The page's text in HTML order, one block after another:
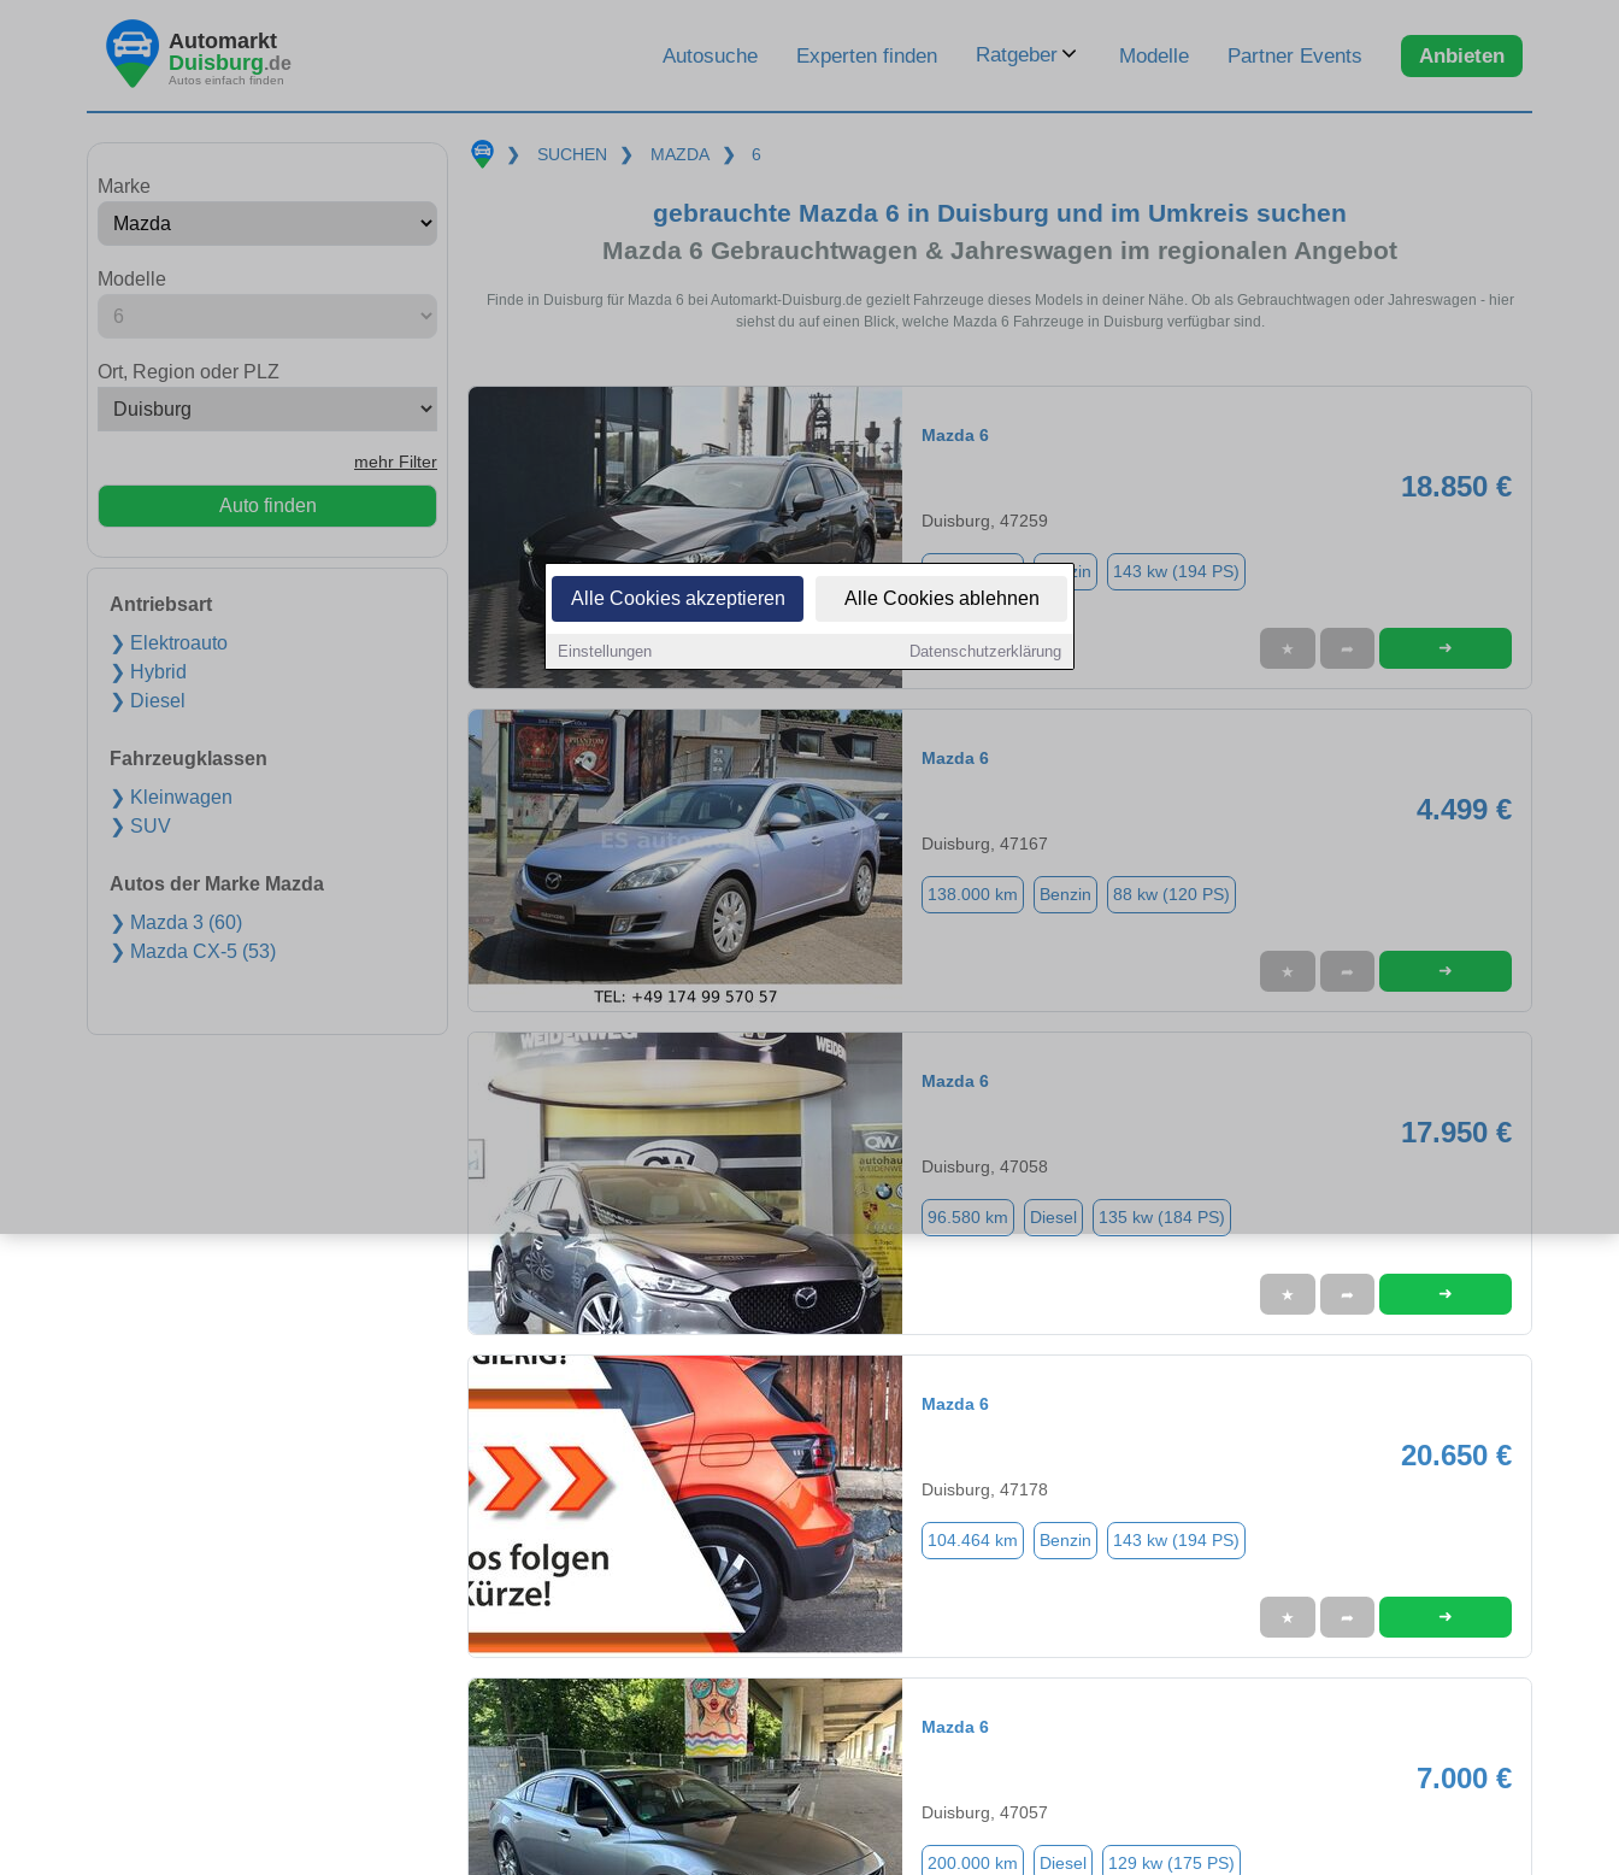
Alle Cookies akzeptieren Alle Cookies ablehnen
Einstellungen Datenschutzerklärung
Automarkt
Duisburg.de
Autos einfach finden
Autosuche Experten finden Ratgeber Modelle Partner Events Anbieten
Marke
Modelle
Ort, Region oder PLZ
mehr Filter
Auto finden
Antriebsart
❯ Elektroauto
❯ Hybrid
❯ Diesel
Fahrzeugklassen
❯ Kleinwagen
❯ SUV
Autos der Marke Mazda
❯ Mazda 3 (60)
❯ Mazda CX-5 (53)
❯ SUCHEN ❯ MAZDA ❯ 6
gebrauchte Mazda 6 in Duisburg und im Umkreis suchen
Mazda 6 Gebrauchtwagen & Jahreswagen im regionalen Angebot
Finde in Duisburg für Mazda 6 bei Automarkt-Duisburg.de gezielt Fahrzeuge dieses Models in deiner Nähe. Ob als Gebrauchtwagen oder Jahreswagen - hier
siehst du auf einen Blick, welche Mazda 6 Fahrzeuge in Duisburg verfügbar sind.
Mazda 6
18.850 €
Duisburg, 47259
Benzin 143 kw (194 PS)
★ ➦ ➜
Mazda 6
4.499 €
Duisburg, 47167
138.000 km Benzin 88 kw (120 PS)
★ ➦ ➜
Mazda 6
17.950 €
Duisburg, 47058
96.580 km Diesel 135 kw (184 PS)
★ ➦ ➜
Mazda 6
20.650 €
Duisburg, 47178
104.464 km Benzin 143 kw (194 PS)
★ ➦ ➜
Mazda 6
7.000 €
Duisburg, 47057
200.000 km Diesel 129 kw (175 PS)